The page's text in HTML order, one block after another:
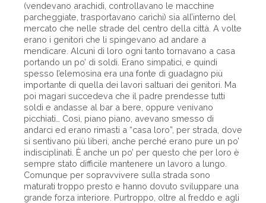
(vendevano arachidi, controllavano le macchine
parcheggiate, trasportavano carichi) sia all’interno del
mercato che nelle strade del centro della città. A volte
erano i genitori che li spingevano ad andare a
mendicare. Alcuni di loro ogni tanto tornavano a casa
portando un po’ di soldi. Erano simpatici, e quindi
spesso l’elemosina era una fonte di guadagno più
importante di quella dei lavori saltuari dei genitori. Ma
poi magari succedeva che il padre prendesse tutti
soldi e andasse al bar a bere, oppure venivano
picchiati… Così, piano piano, avevano smesso di
andarci ed erano rimasti a “casa loro”, per strada, dove
si sentivano più liberi, anche perché erano pure un po’
indisciplinati. È anche un po’ per questo che per loro è
sempre stato difficile mantenere un lavoro a lungo.
Comunque per sopravvivere sulla strada sono
maturati troppo presto e hanno dovuto sviluppare una
grande forza interiore. Purtroppo, oltre al freddo e agli